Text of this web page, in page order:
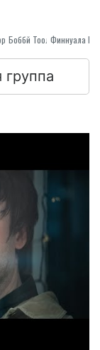
Боббй ТоолеФиннуала